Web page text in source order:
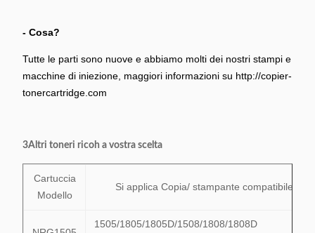
- Cosa?
Tutte le parti sono nuove e abbiamo molti dei nostri stampi e
macchine di iniezione, maggiori informazioni su http://copier-
tonercartridge.com
3Altri toneri ricoh a vostra scelta
Cartuccia
Modello
Si applica Copia/ stampante compatibile:
1505/1805/1805D/1508/1808/1808D